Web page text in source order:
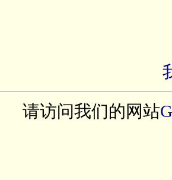
请访问我们的网站